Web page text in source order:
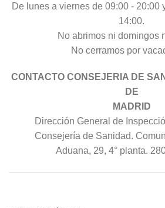
De lunes a viernes de 09:00 - 20:00
14:00.
No abrimos ni domingos
No cerramos por
CONTACTO CONSEJERIA DE
DE
MADRID
Dirección General de
Consejería de Sanidad.
Aduana, 29, 4° planta.